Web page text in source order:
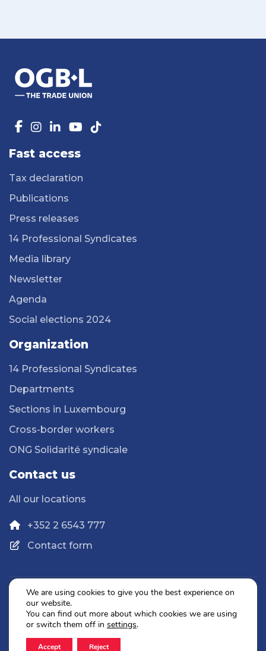
Fast access
Tax declaration
Publications
Press releases
14 Professional Syndicates
Media library
Newsletter
Agenda
Social elections 2024
Organization
14 Professional Syndicates
Departments
Sections in Luxembourg
Cross-border workers
ONG Solidarité syndicale
Contact us
All our locations
+352 2 6543 777
Contact form
Legal Notice
We are using cookies to give you the best experience on
our website.
You can find out more about which cookies we are using
or switch them off in settings.
Accept Reject